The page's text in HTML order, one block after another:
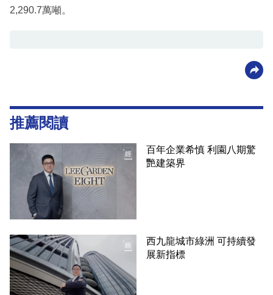
2,290.7萬噸。
推薦閱讀
百年企業希慎 利園八期驚
艷建築界
西九龍城市綠洲 可持續發
展新指標